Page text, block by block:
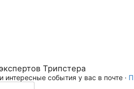
Трипстера
события у вас в почте ·